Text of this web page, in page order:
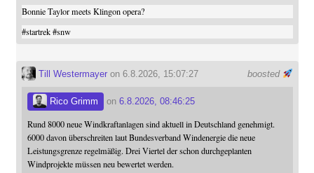
Bonnie Taylor meets Klingon opera?
#startrek #snw
boosted
Till Westermayeron 6.8.2026, 15:07:27
Rico Grimm on 6.8.2026, 08:46:25
Rund 8000 neue Windkraftanlagen sind aktuell in Deutschland genehmigt.
6000 davon überschreiten laut Bundesverband Windenergie die neue
Leistungsgrenze regelmäßig. Drei Viertel der schon durchgeplanten
Windprojekte müssen neu bewertet werden.